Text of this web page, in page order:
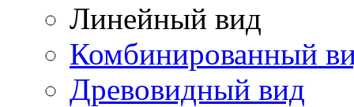
Линейный вид
Комбинированный
Древовидный вид